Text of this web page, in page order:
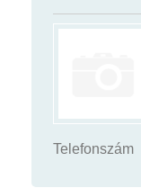
Telefonszám